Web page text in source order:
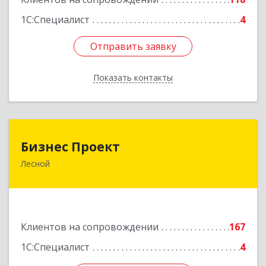
1С:Специалист
4
Отправить заявку
Показать контакты
Отправить заявку
Назад
Бизнес Проект
Лесной
Клиентов на сопровождении
167
1С:Специалист
4
624200, Свердловская обл, Лесной г, Сиротина